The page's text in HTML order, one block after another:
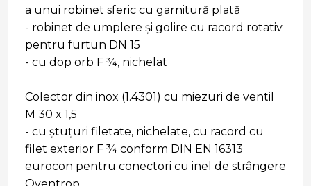
a unui robinet sferic cu garnitură plată
- robinet de umplere și golire cu racord rotativ
pentru furtun DN 15
- cu dop orb F ¾, nichelat
Colector din inox (1.4301) cu miezuri de ventil
M 30 x 1,5
- cu ștuțuri filetate, nichelate, cu racord cu
filet exterior F ¾ conform DIN EN 16313
eurocon pentru conectori cu inel de strângere